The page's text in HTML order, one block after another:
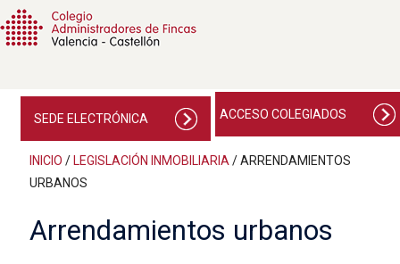
ACCESO COLEGIADOS
SEDE ELECTRÓNICA
INICIO / LEGISLACIÓN INMOBILIARIA /ARRENDAMIENTOS
URBANOS
Arrendamientos urbanos